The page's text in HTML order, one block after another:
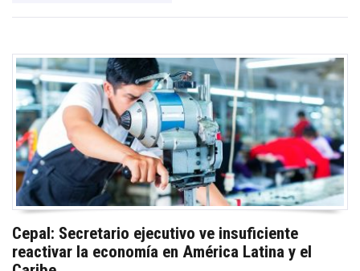
Cepal: Secretario ejecutivo ve insuficiente
reactivar la economía en América Latina y el